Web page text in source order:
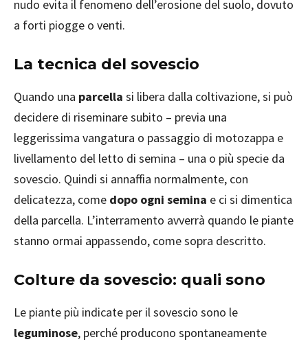
nudo evita il fenomeno dell’erosione del suolo, dovuto
a forti piogge o venti.
La tecnica del sovescio
Quando una parcella si libera dalla coltivazione, si può
decidere di riseminare subito – previa una
leggerissima vangatura o passaggio di motozappa e
livellamento del letto di semina – una o più specie da
sovescio. Quindi si annaffia normalmente, con
delicatezza, come dopo ogni semina e ci si dimentica
della parcella. L’interramento avverrà quando le piante
stanno ormai appassendo, come sopra descritto.
Colture da sovescio: quali sono
Le piante più indicate per il sovescio sono le
leguminose, perché producono spontaneamente